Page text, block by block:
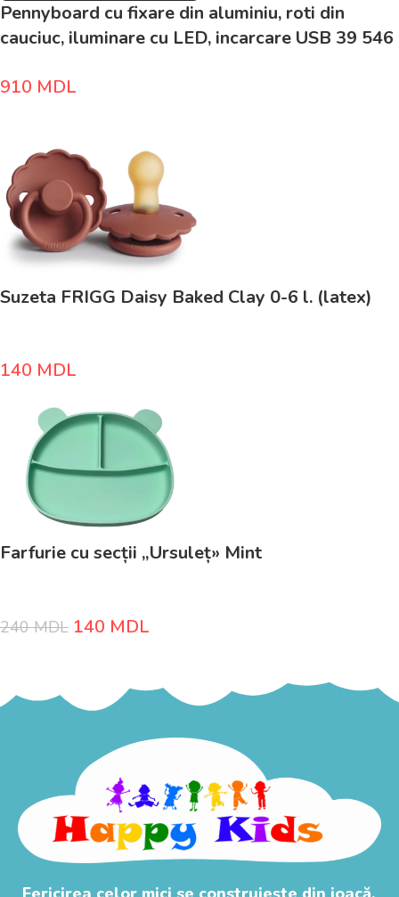
Pennyboard cu fixare din aluminiu, roti din
cauciuc, iluminare cu LED, incarcare USB 39 546
910 MDL
Suzeta FRIGG Daisy Baked Clay 0-6 l. (latex)
140 MDL
Farfurie cu secții „Ursuleț» Mint
240MDL 140 MDL